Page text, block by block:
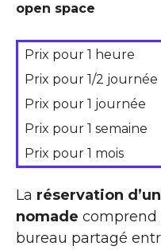
open space
Prix pour 1 heure
Prix pour 1/2 journée
Prix pour 1 journée
Prix pour 1 semaine
Prix pour 1 mois
La réservation
nomade comprend
bureau partagé